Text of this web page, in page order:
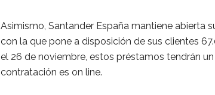
Asimismo, Santander España mantiene abierta
con la que pone a disposición de sus clientes
el 26 de noviembre, estos préstamos tendrán
contratación es on line.